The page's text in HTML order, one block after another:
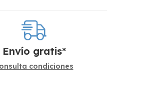
Envío gratis*
condiciones